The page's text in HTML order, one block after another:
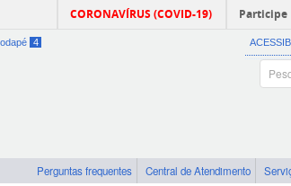
CORONAVÍRUS (COVID-19) Participe
4
Perguntas frequentes Central de Atendimento